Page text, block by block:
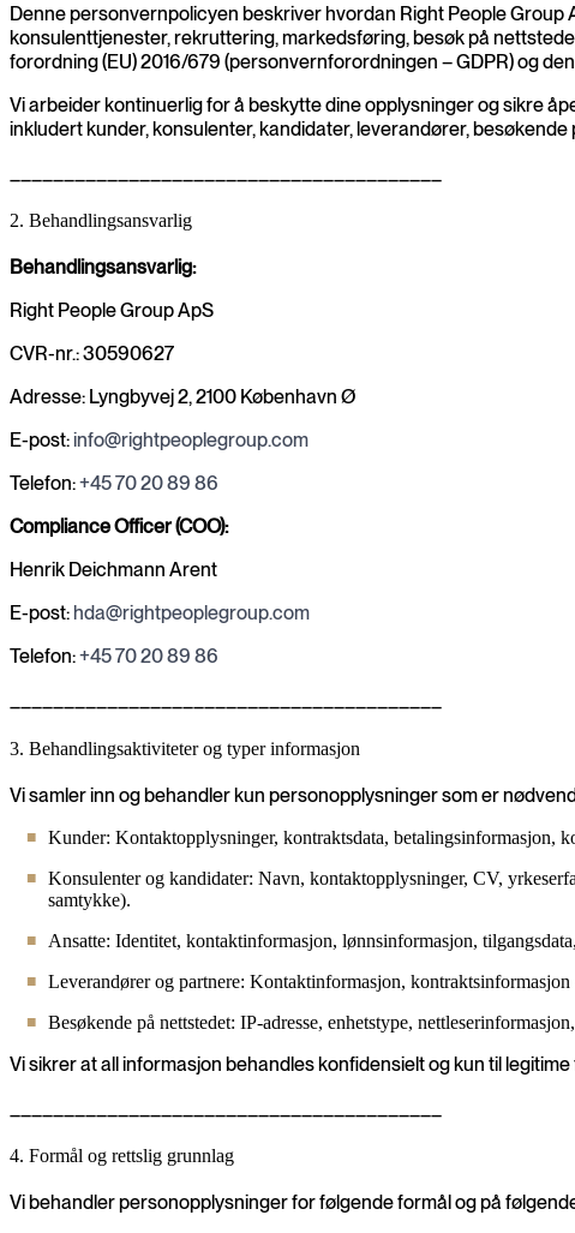
Denne personvernpolicyen beskriver hvordan Right People Group
konsulenttjenester, rekruttering, markedsføring, besøk på
forordning (EU) 2016/679 (personvernforordningen – GDPR) og
Vi arbeider kontinuerlig for å beskytte dine opplysninger og sikre
inkludert kunder, konsulenter, kandidater, leverandører,
2. Behandlingsansvarlig
Behandlingsansvarlig:
Right People Group ApS
CVR-nr.: 30590627
Adresse: Lyngbyvej 2, 2100 København Ø
E-post:info@rightpeoplegroup.com
Telefon:+45 70 20 89 86
Compliance Officer (COO):
Henrik Deichmann Arent
E-post: hda@rightpeoplegroup.com
Telefon:+45 70 20 89 86
3. Behandlingsaktiviteter og typer informasjon
Vi samler inn og behandler kun personopplysninger som er
Kunder: Kontaktopplysninger, kontraktsdata, betalingsinformasjon,
Konsulenter og kandidater: Navn, kontaktopplysninger, CV,
samtykke).
Ansatte: Identitet, kontaktinformasjon, lønnsinformasjon,
Leverandører og partnere: Kontaktinformasjon, kontraktsinformasjon
Besøkende på nettstedet: IP-adresse, enhetstype,
Vi sikrer at all informasjon behandles konfidensielt og kun til legitime
4. Formål og rettslig grunnlag
Vi behandler personopplysninger for følgende formål og på